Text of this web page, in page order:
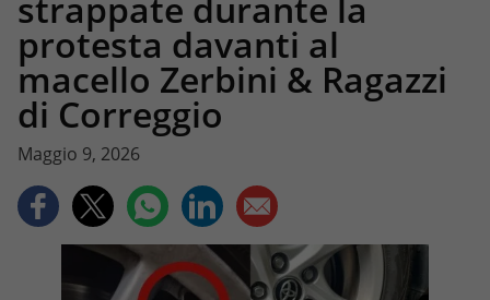
strappate durante la
protesta davanti al
macello Zerbini & Ragazzi
di Correggio
Maggio 9, 2026